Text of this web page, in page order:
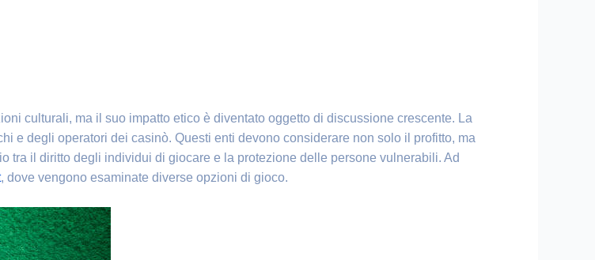
culturali, ma il suo impatto etico è diventato oggetto di discussione crescente. La
e degli operatori dei casinò. Questi enti devono considerare non solo il profitto, ma
tra il diritto degli individui di giocare e la protezione delle persone vulnerabili. Ad
, dove vengono esaminate diverse opzioni di gioco.